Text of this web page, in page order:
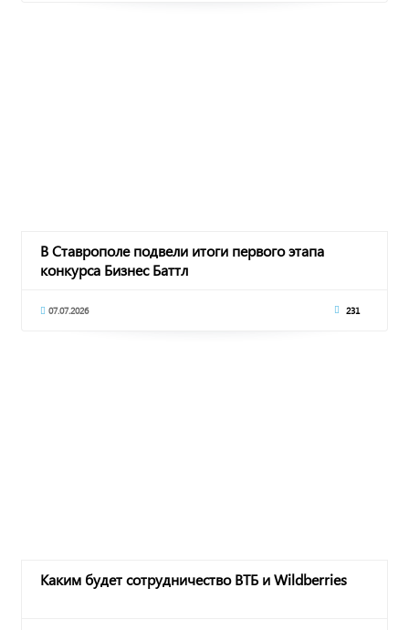
В Ставрополе подвели итоги первого этапа
конкурса Бизнес Баттл
07.07.2026 231
Каким будет сотрудничество ВТБ и Wildberries